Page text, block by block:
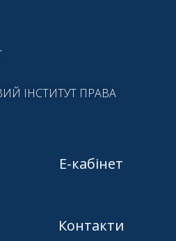
ІНСТИТУТ ПРАВА
Е-кабінет
Контакти